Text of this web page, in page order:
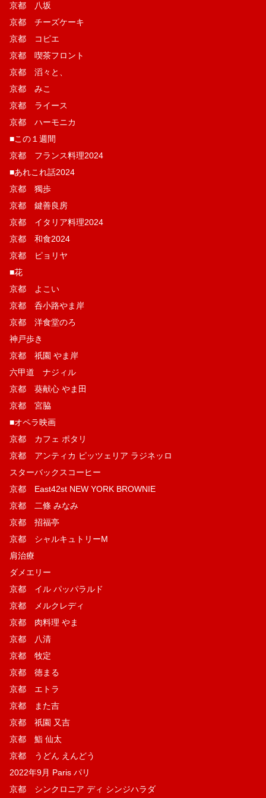
京都 八坂
京都 チーズケーキ
京都 コピエ
京都 喫茶フロント
京都 滔々と、
京都 みこ
京都 ライース
京都 ハーモニカ
■この１週間
京都 フランス料理2024
■あれこれ話2024
京都 獨歩
京都 鍵善良房
京都 イタリア料理2024
京都 和食2024
京都 ピョリヤ
■花
京都 よこい
京都 呑小路やま岸
京都 洋食堂のろ
神戸歩き
京都 祇園 やま岸
六甲道 ナジィル
京都 葵献心 やま田
京都 宮脇
■オペラ映画
京都 カフェ ポタリ
京都 アンティカ ピッツェリア ラジネッロ
スターバックスコーヒー
京都 East42st NEW YORK BROWNIE
京都 二條 みなみ
京都 招福亭
京都 シャルキュトリーM
肩治療
ダメエリー
京都 イル パッパラルド
京都 メルクレディ
京都 肉料理 やま
京都 八清
京都 牧定
京都 徳まる
京都 エトラ
京都 また吉
京都 祇園 又吉
京都 鮨 仙太
京都 うどん えんどう
2022年9月 Paris パリ
京都 シンクロニア ディ シンジハラダ